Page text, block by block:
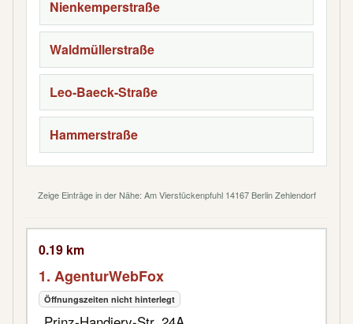
Nienkemperstraße
Waldmüllerstraße
Leo-Baeck-Straße
Hammerstraße
Zeige Einträge in der Nähe: Am Vierstückenpfuhl 14167 Berlin Zehlendorf
0.19 km
1. AgenturWebFox
Öffnungszeiten nicht hinterlegt